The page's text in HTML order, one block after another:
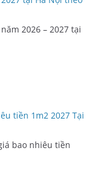
2026 – 2027 tại
tiền 1m2 2027 Tại
bao nhiêu tiền